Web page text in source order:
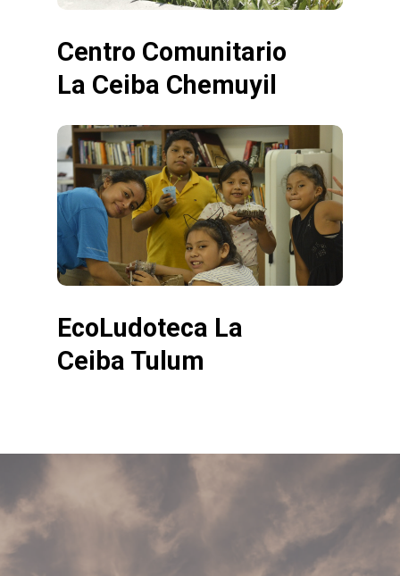
Centro Comunitario
La Ceiba Chemuyil
EcoLudoteca La
Ceiba Tulum